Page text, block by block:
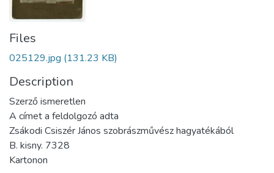
Files
025129.jpg (131.23 KB)
Description
Szerző ismeretlen
A címet a feldolgozó adta
Zsákodi Csiszér János szobrászművész hagyatékából
B. kisny. 7328
Kartonon